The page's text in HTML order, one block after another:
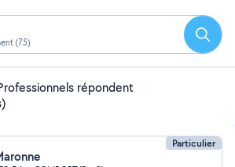
(75)
répondent
Particulier